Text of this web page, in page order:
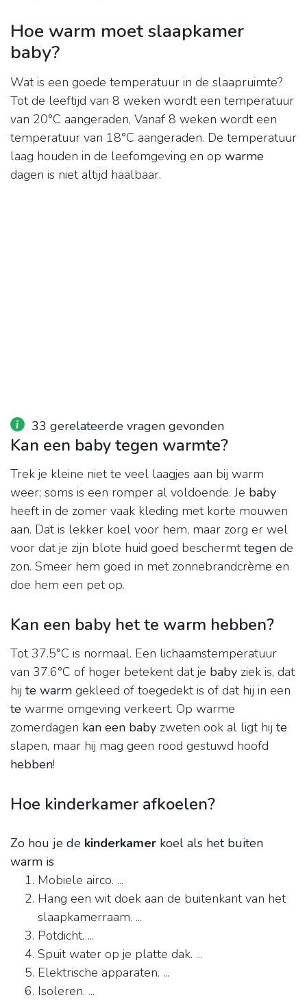
Hoe warm moet slaapkamer
baby?
Wat is een goede temperatuur in de slaapruimte?
Tot de leeftijd van 8 weken wordt een temperatuur
van 20°C aangeraden, Vanaf 8 weken wordt een
temperatuur van 18°C aangeraden. De temperatuur
laag houden in de leefomgeving en op warme
dagen is niet altijd haalbaar.
33 gerelateerde vragen gevonden
Kan een baby tegen warmte?
Trek je kleine niet te veel laagjes aan bij warm
weer; soms is een romper al voldoende. Je baby
heeft in de zomer vaak kleding met korte mouwen
aan. Dat is lekker koel voor hem, maar zorg er wel
voor dat je zijn blote huid goed beschermttegen de
zon. Smeer hem goed in met zonnebrandcrème en
doe hem een pet op.
Kan een baby het te warm hebben?
Tot 37.5°C is normaal. Een lichaamstemperatuur
van 37.6°C of hoger betekent dat je baby ziek is, dat
hij te warm gekleed of toegedekt is of dat hij in een
te warme omgeving verkeert. Op warme
zomerdagen kan een baby zweten ook al ligt hij te
slapen, maar hij mag geen rood gestuwd hoofd
hebben!
Hoe kinderkamer afkoelen?
Zo hou je de kinderkamer koel als het buiten
warm is
Mobiele airco. ...
Hang een wit doek aan de buitenkant van het
slaapkamerraam. ...
Potdicht. ...
Spuit water op je platte dak. ...
Elektrische apparaten. ...
Isoleren. ...